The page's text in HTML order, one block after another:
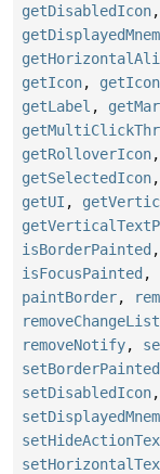
getDisabledIcon,
getIcon,
getLabel ,
getRolloverIcon,
getSelectedIcon,
getUI ,
isBorderPainted ,
isFocusPainted ,
paintBorder,
removeNotify,
setBorderPainted
setDisabledIcon,